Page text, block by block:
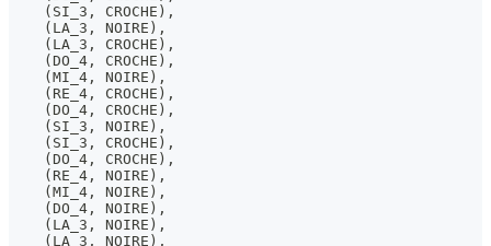
( SI_3 , CROCHE ) ,
( LA_3 , NOIRE ) ,
( LA_3 , CROCHE ) ,
( DO_4 , CROCHE ) ,
( MI_4 , NOIRE ) ,
( RE_4 , CROCHE ) ,
( DO_4 , CROCHE ) ,
( SI_3 , NOIRE ) ,
( SI_3 , CROCHE ) ,
( DO_4 , CROCHE ) ,
( RE_4 , NOIRE ) ,
( MI_4 , NOIRE ) ,
( DO_4 , NOIRE ) ,
( LA_3 , NOIRE ) ,
( LA_3 , NOIRE ) ,